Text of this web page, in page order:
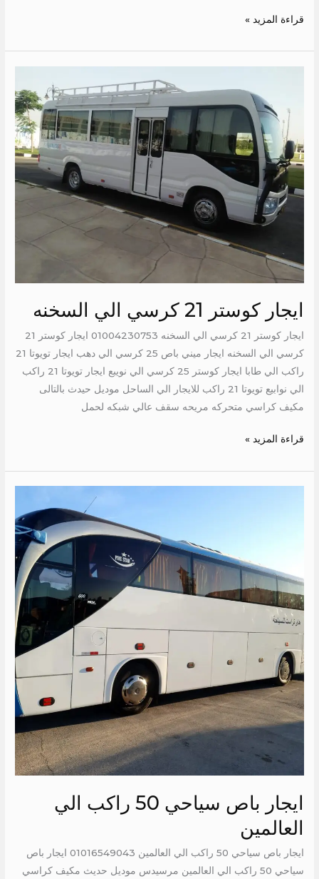
قراءة المزيد »
ايجار كوستر 21 كرسي الي السخنه
ايجار كوستر 21 كرسي الي السخنه 01004230753 ايجار كوستر 21
كرسي الي السخنه ايجار ميني باص 25 كرسي الي دهب ايجار تويوتا 21
راكب الي طابا ايجار كوستر 25 كرسي الي نويبع ايجار تويوتا 21 راكب
الي نوابيع تويوتا 21 راكب للايجار الي الساحل موديل حيدث بالتالى
مكيف كراسي متحركه مريحه سقف عالي شبكه لحمل
كرسي
الي
السخنه
قراءة المزيد »
ايجار باص سياحي 50 راكب الي
العالمين
ايجار باص سياحي 50 راكب الي العالمين 01016549043 ايجار باص
سياحي 50 راكب الي العالمين مرسيدس موديل حديث مكيف كراسي
الي
العالمين